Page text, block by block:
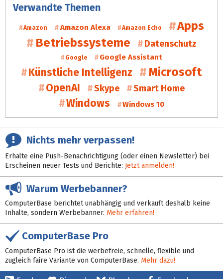
Verwandte Themen
Amazon Amazon Alexa Amazon Echo
Apps
Betriebssysteme
Datenschutz
Google Google Assistant
Künstliche Intelligenz Microsoft
OpenAI Skype Smart Home
Windows Windows 10
Nichts mehr verpassen!
Erhalte eine Push-Benachrichtigung (oder einen Newsletter) bei
Erscheinen neuer Tests und Berichte: Jetzt anmelden!
Warum Werbebanner?
ComputerBase berichtet unabhängig und verkauft deshalb keine
Inhalte, sondern Werbebanner. Mehr erfahren!
ComputerBase Pro
ComputerBase Pro ist die werbefreie, schnelle, flexible und
zugleich faire Variante von ComputerBase. Mehr dazu!